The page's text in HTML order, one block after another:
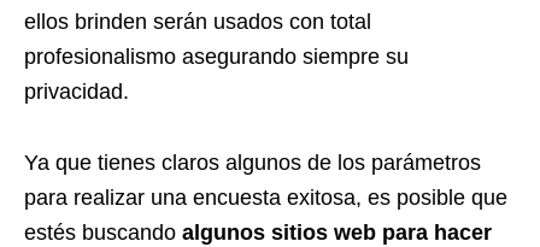
ellos brinden serán usados con total
profesionalismo asegurando siempre su
privacidad.
Ya que tienes claros algunos de los parámetros
para realizar una encuesta exitosa, es posible que
estés buscando algunos sitios web para hacer